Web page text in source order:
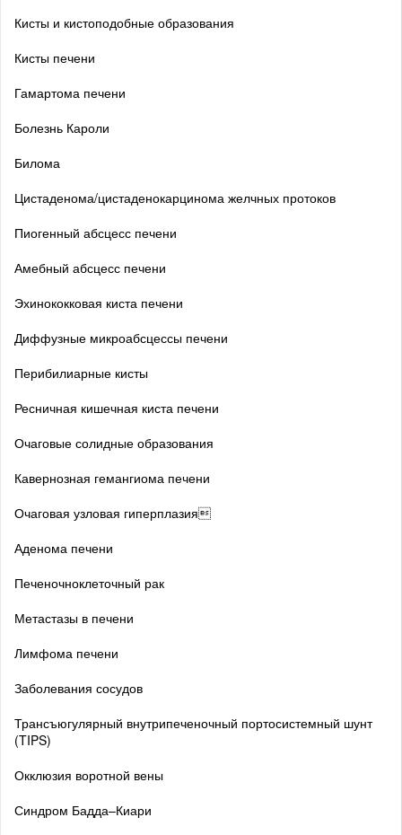
Кисты и кистоподобные образования
Кисты печени
Гамартома печени
Болезнь Кароли
Билома
Цистаденома/цистаденокарцинома желчных протоков
Пиогенный абсцесс печени
Амебный абсцесс печени
Эхинококковая киста печени
Диффузные микроабсцессы печени
Перибилиарные кисты
Ресничная кишечная киста печени
Очаговые солидные образования
Кавернозная гемангиома печени
Очаговая узловая гиперплазия
Аденома печени
Печеночноклеточный рак
Метастазы в печени
Лимфома печени
Заболевания сосудов
Трансъюгулярный внутрипеченочный портосистемный шунт
(TIPS)
Окклюзия воротной вены
Синдром Бадда–Киари